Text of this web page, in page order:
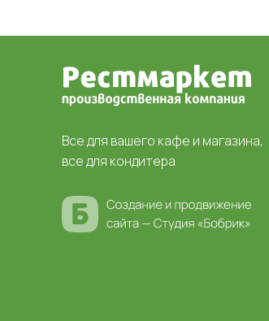
Все для вашего кафе и магазина,
все для кондитера